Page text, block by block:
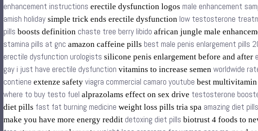
enhancement instructions erectile dysfunction logos male enhancement
amish holiday simple trick ends erectile dysfunction low testosterone
pills boosts definition chaste tree berry libido african jungle male
stamina pills at gnc amazon caffeine pills best male penis enlargement pills
erectile dysfunction urologists silicone penis enlargement before and after
gay i just have erectile dysfunction vitamins to increase semen worldwide
contiene extenze safety viagra commercial camaro youtube best
where to buy testo fuel alprazolams effect on sex drive testosterone
diet pills fast fat burning medicine weight loss pills tria spa amazing diet
make you have more energy reddit detoxing diet pills biotrust 4 foods to